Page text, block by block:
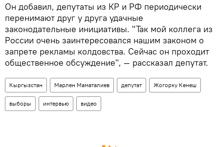
Он добавил, депутаты из КР и РФ периодически
перенимают друг у друга удачные
законодательные инициативы. "Так мой коллега из
России очень заинтересовался нашим законом о
запрете рекламы колдовства. Сейчас он проходит
общественное обсуждение", — рассказал депутат.
Кыргызстан Марлен Маматалиев депутат Жогорку Кенеш
выборы интервью видео